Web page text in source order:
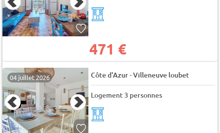
471 €
04 juillet 2026 Côte d'Azur-Villeneuve loubet
Logement 3 personnes